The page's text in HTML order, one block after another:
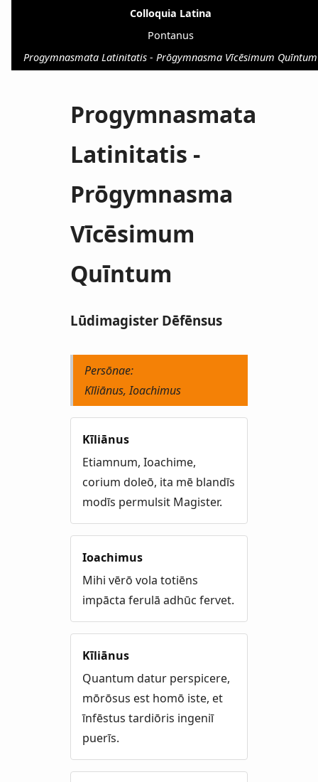
Colloquia Latina
Pontanus
Progymnasmata Latinitatis - Prōgymnasma Vīcēsimum Quīntum
Progymnasmata
Latinitatis -
Prōgymnasma
Vīcēsimum
Quīntum
Lūdimagister Dēfēnsus
Persōnae:
Kīliānus, Ioachimus
Kīliānus
Etiamnum, Ioachime,
corium doleō, ita mē blandīs
modīs permulsit Magister.
Ioachimus
Mihi vērō vola totiēns
impācta ferulā adhūc fervet.
Kīliānus
Quantum datur perspicere,
mōrōsus est homō iste, et
īnfēstus tardiōris ingeniī
puerīs.